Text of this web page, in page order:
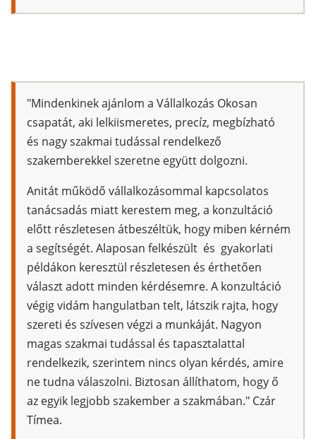
"Mindenkinek ajánlom a Vállalkozás Okosan
csapatát, aki lelkiismeretes, precíz, megbízható
és nagy szakmai tudással rendelkező
szakemberekkel szeretne együtt dolgozni.
Anitát működő vállalkozásommal kapcsolatos
tanácsadás miatt kerestem meg, a konzultáció
előtt részletesen átbeszéltük, hogy miben kérném
a segítségét. Alaposan felkészült és gyakorlati
példákon keresztül részletesen és érthetően
választ adott minden kérdésemre. A konzultáció
végig vidám hangulatban telt, látszik rajta, hogy
szereti és szívesen végzi a munkáját. Nagyon
magas szakmai tudással és tapasztalattal
rendelkezik, szerintem nincs olyan kérdés, amire
ne tudna válaszolni. Biztosan állíthatom, hogy ő
az egyik legjobb szakember a szakmában." Czár
Tímea.